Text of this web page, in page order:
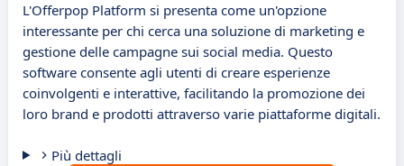
L'Offerpop Platform si presenta come un'opzione
interessante per chi cerca una soluzione di marketing e
gestione delle campagne sui social media. Questo
software consente agli utenti di creare esperienze
coinvolgenti e interattive, facilitando la promozione dei
loro brand e prodotti attraverso varie piattaforme digitali.
Più dettagli